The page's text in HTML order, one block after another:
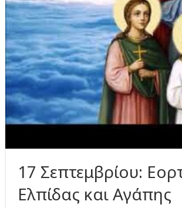
17 Σεπτεμβρίου:
Ελπίδας και Αγάπης